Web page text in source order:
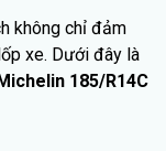
không chỉ đảm
xe. Dưới đây là
185/R14C